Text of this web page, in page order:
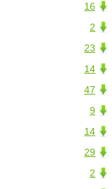
16
2
23
14
47
9
14
29
2